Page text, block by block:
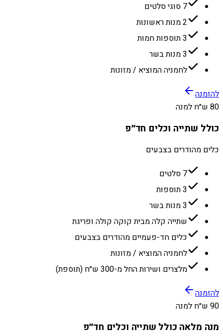
7 סוגי סלטים
2 מנות ראשונות
3 תוספות חמות
3 מנות בשר
לחמניה המוציא / מזונות
להזמנה
80 ש״ח למנה
כולל שתייה וכלים חד״פ
כלים מהודרים בצבעים
7 סלטים
3 תוספות
3 מנות בשר
שתייה קלה מבית קוקה קולה ופריגת
כלים חד-פעמיים מהודרים בצבעים
לחמניה המוציא / מזונות
מלצרים ושירות החל מ-300 ש״ח (תוספת)
להזמנה
90 ש״ח למנה
מנה מלאה כולל שתייה וכלים חד״פ